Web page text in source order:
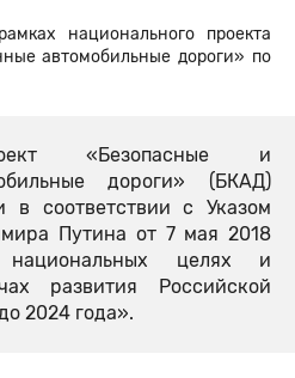
национального проекта
автомобильные дороги» по
«Безопасные и
дороги» (БКАД)
в соответствии с Указом
Путина от 7 мая 2018
целях и
развития Российской
2024 года».